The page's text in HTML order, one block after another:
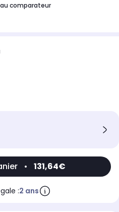
comparateur
• 131,64€
:2 ans